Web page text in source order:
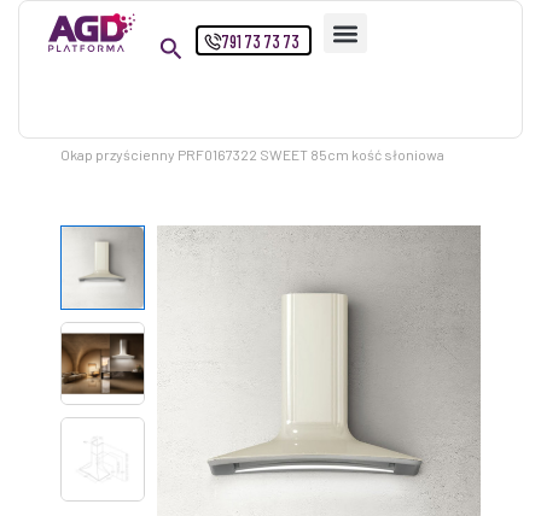
Przejdź
791 73 73 73
Okap przyścienny PRF0167322 SWEET 85cm kość słoniowa